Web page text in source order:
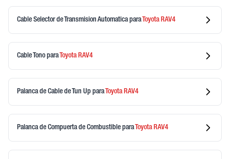
Cable Selector de Transmision AutomaticaparaToyotaRAV4
Cable Tono paraToyotaRAV4
Palanca de Cable de Tun Up paraToyotaRAV4
Palanca de Compuerta de Combustible paraToyotaRAV4